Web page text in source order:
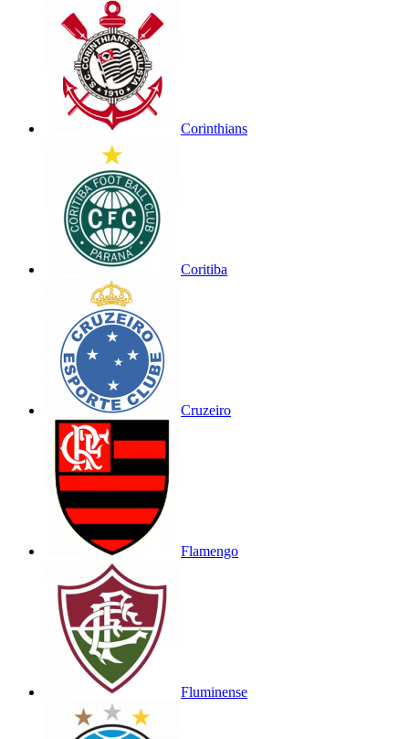
Corinthians
Coritiba
Cruzeiro
Flamengo
Fluminense